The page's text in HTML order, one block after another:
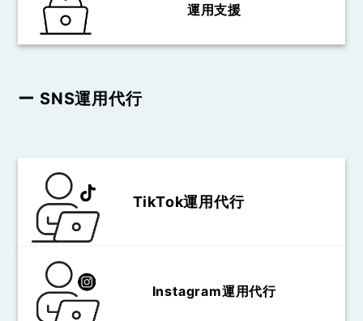
運用支援
ー SNS運用代行
TikTok運用代行
Instagram運用代行